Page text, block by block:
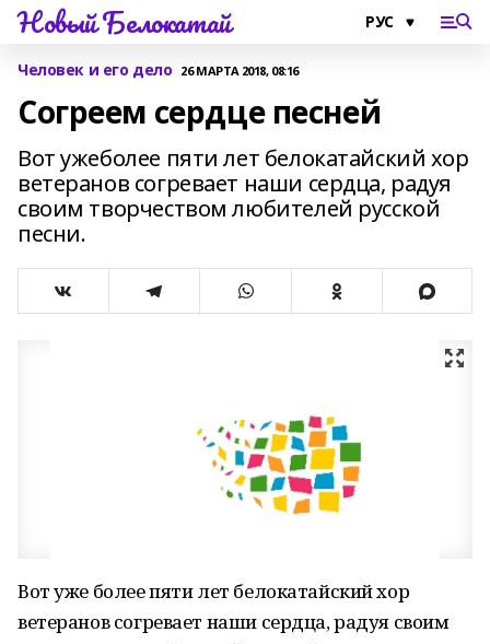
Новый Белокатай
Человек и его дело 26 МАРТА 2018, 08:16
Согреем сердце песней
Вот ужеболее пяти лет белокатайский хор
ветеранов согревает наши сердца, радуя
своим творчеством любителей русской
песни.
Вот уже более пяти лет белокатайский хор
ветеранов согревает наши сердца, радуя своим